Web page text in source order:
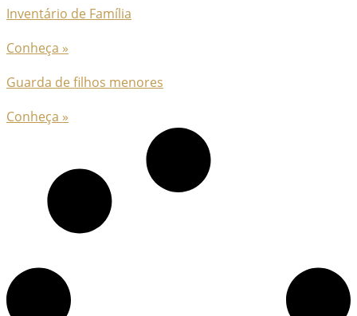
Inventário de Família
Conheça »
Guarda de filhos menores
Conheça »